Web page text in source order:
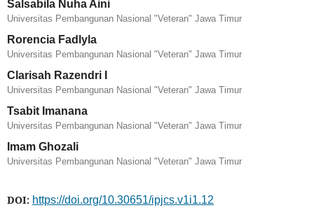
Salsabila Nuha Aini
Universitas Pembangunan Nasional "Veteran" Jawa Timur
Rorencia Fadlyla
Universitas Pembangunan Nasional "Veteran" Jawa Timur
Clarisah Razendri I
Universitas Pembangunan Nasional "Veteran" Jawa Timur
Tsabit Imanana
Universitas Pembangunan Nasional "Veteran" Jawa Timur
Imam Ghozali
Universitas Pembangunan Nasional "Veteran" Jawa Timur
DOI: https://doi.org/10.30651/ipjcs.v1i1.12